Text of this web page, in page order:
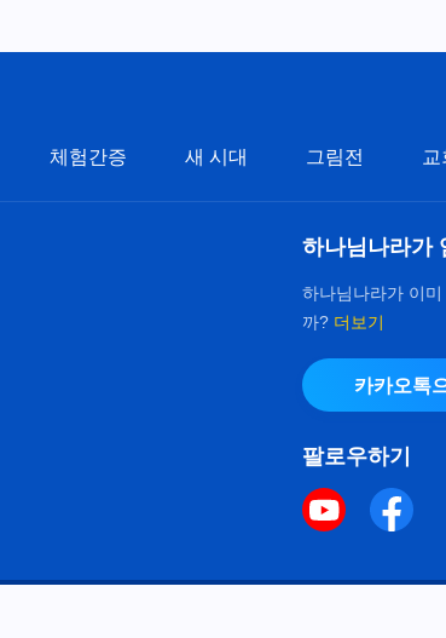
체험간증 새 시대 그림전 교
하나님나라가
하나님나라가 이
까? 더보기
카카오톡
팔로우하기